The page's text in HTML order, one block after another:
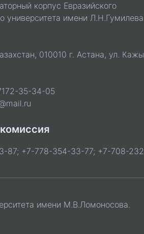
корпус Евразийского
университета имени
010010 г. Астана, ул.
35-34-05
87; +7-778-354-33-77; +7-708-
имени М.В.Ломоносова.